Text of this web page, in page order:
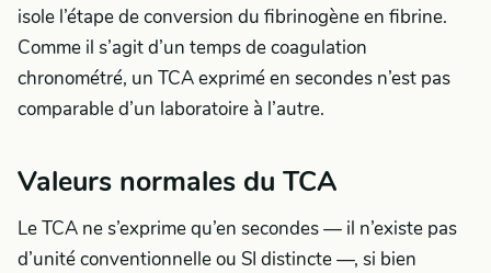
isole l’étape de conversion du fibrinogène en fibrine.
Comme il s’agit d’un temps de coagulation
chronométré, un TCA exprimé en secondes n’est pas
comparable d’un laboratoire à l’autre.
Valeurs normales du TCA
Le TCA ne s’exprime qu’en secondes — il n’existe pas
d’unité conventionnelle ou SI distincte —, si bien